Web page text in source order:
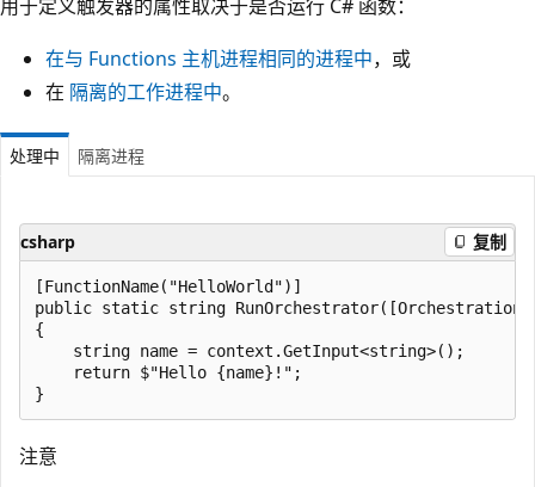
用于定义触发器的属性取决于是否运行 C# 函数：
在与 Functions 主机进程相同的进程中，或
在 隔离的工作进程中。
处理中 隔离进程
csharp 复制
[FunctionName("HelloWorld")]
public static string
{
    string name = context.GetInput<string>();
    return $"Hello {name}!";
注意